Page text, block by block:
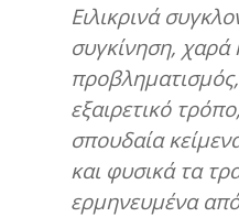
Ειλικρινά
συγκίνηση, χαρά
εξαιρετικό
σπουδαία
και φυσικά τα
ερμηνευμένα